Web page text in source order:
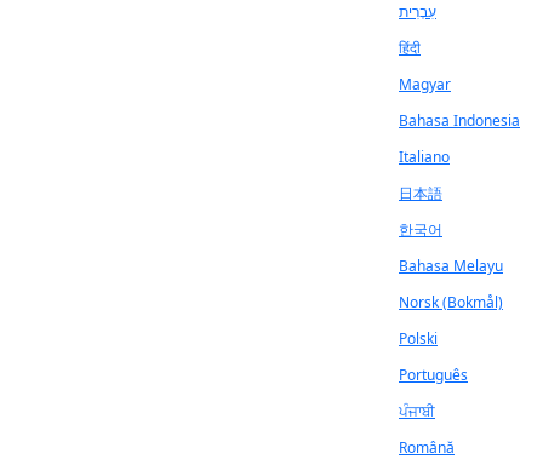
עִבְרִית
हिंदी
Magyar
Bahasa Indonesia
Italiano
日本語
한국어
Bahasa Melayu
Norsk (Bokmål)
Polski
Português
ਪੰਜਾਬੀ
Română